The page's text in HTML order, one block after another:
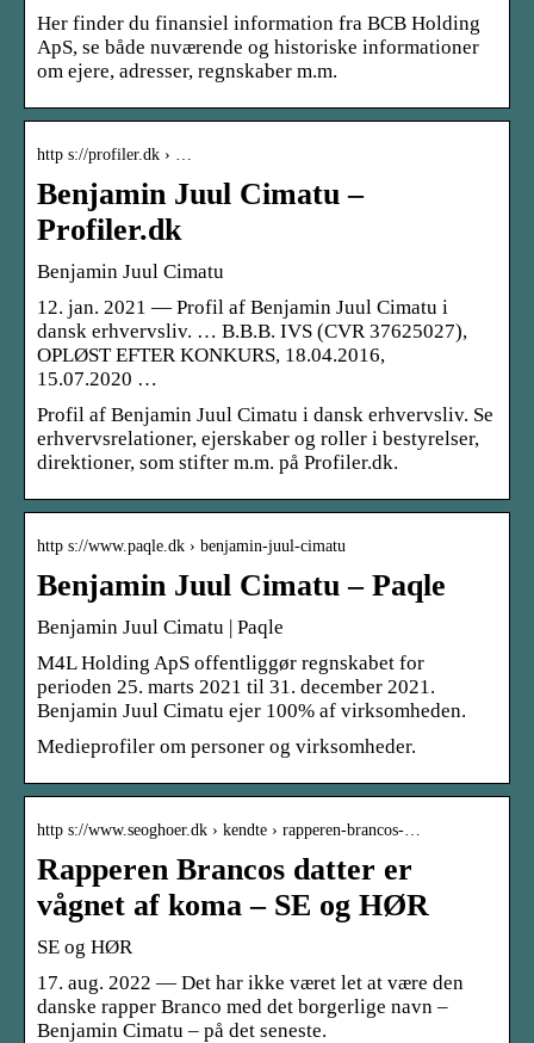
Her finder du finansiel information fra BCB Holding
ApS, se både nuværende og historiske informationer
om ejere, adresser, regnskaber m.m.
http s://profiler.dk › …
Benjamin Juul Cimatu –
Profiler.dk
Benjamin Juul Cimatu
12. jan. 2021 — Profil af Benjamin Juul Cimatu i
dansk erhvervsliv. … B.B.B. IVS (CVR 37625027),
OPLØST EFTER KONKURS, 18.04.2016,
15.07.2020 …
Profil af Benjamin Juul Cimatu i dansk erhvervsliv. Se
erhvervsrelationer, ejerskaber og roller i bestyrelser,
direktioner, som stifter m.m. på Profiler.dk.
http s://www.paqle.dk › benjamin-juul-cimatu
Benjamin Juul Cimatu – Paqle
Benjamin Juul Cimatu | Paqle
M4L Holding ApS offentliggør regnskabet for
perioden 25. marts 2021 til 31. december 2021.
Benjamin Juul Cimatu ejer 100% af virksomheden.
Medieprofiler om personer og virksomheder.
http s://www.seoghoer.dk › kendte › rapperen-brancos-…
Rapperen Brancos datter er
vågnet af koma – SE og HØR
SE og HØR
17. aug. 2022 — Det har ikke været let at være den
danske rapper Branco med det borgerlige navn –
Benjamin Cimatu – på det seneste.